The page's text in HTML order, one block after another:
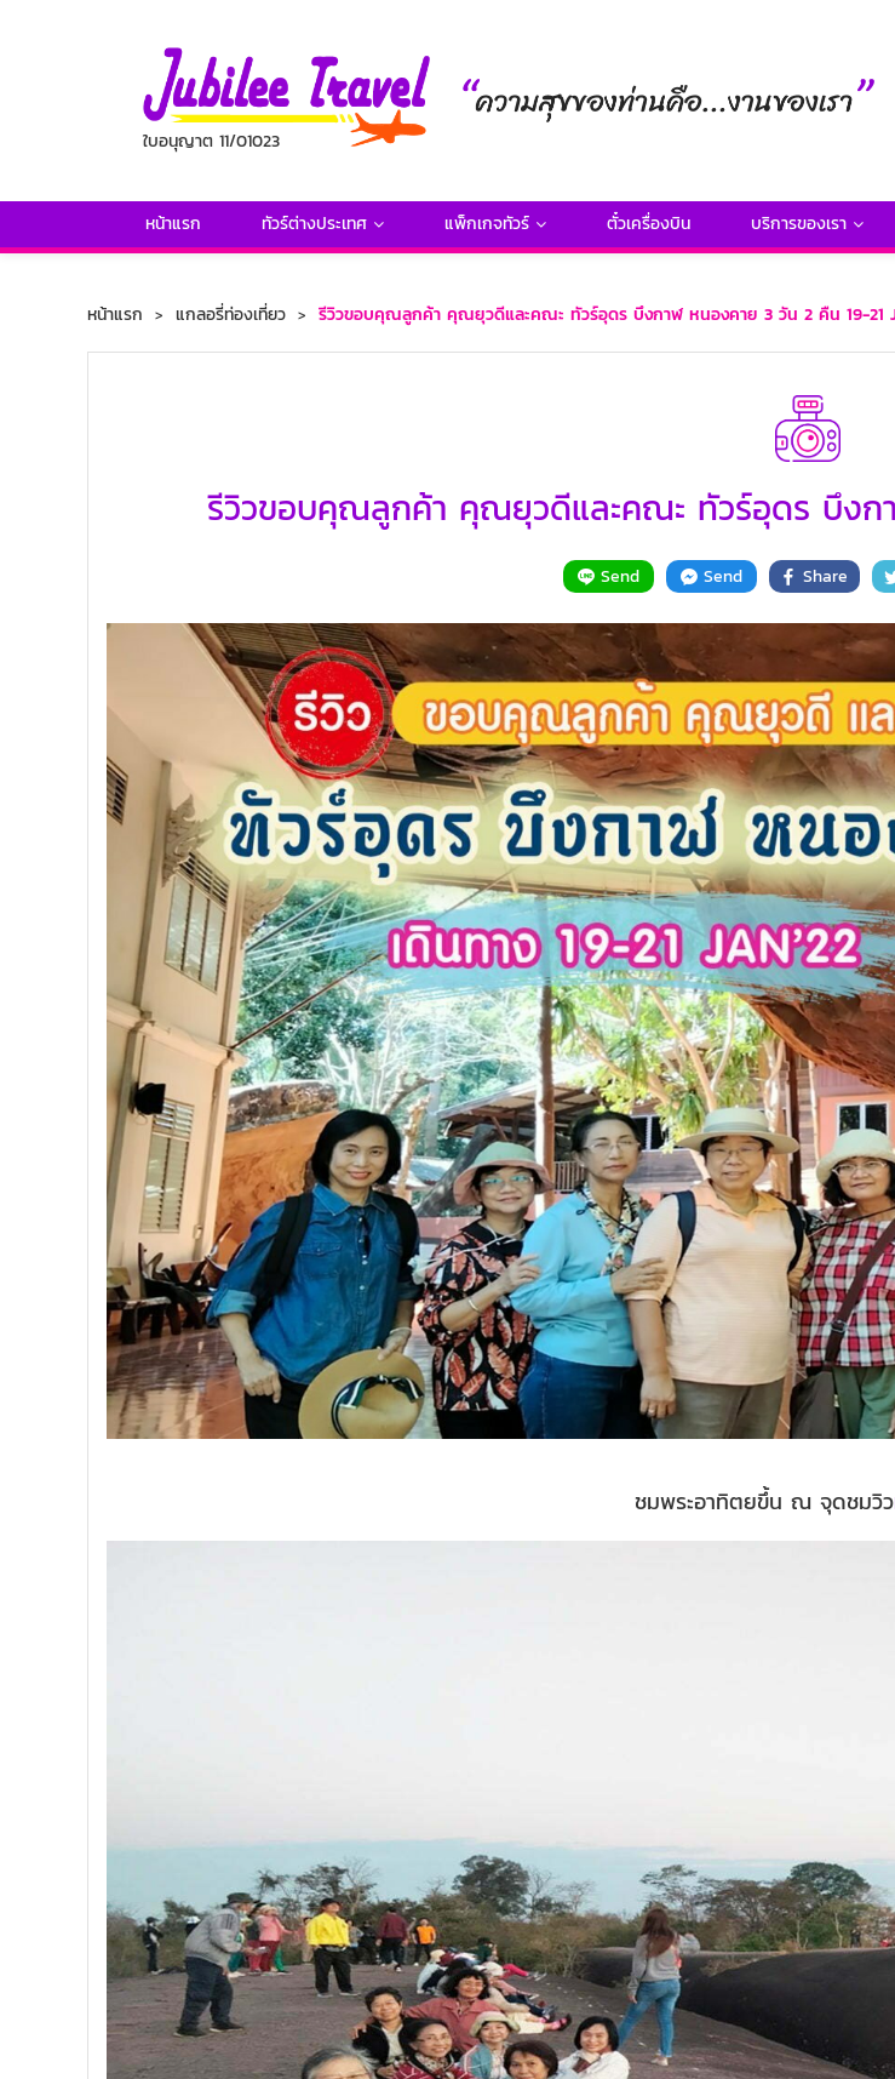
ใบอนุญาต 11/01023
หน้าแรก ทัวร์ต่างประเทศ แพ็กเกจทัวร์ ตั๋วเครื่องบิน บริการของเรา
หน้าแรก แกลอรี่ท่องเที่ยว รีวิวขอบคุณลูกค้า คุณยุวดีและคณะ ทัวร์อุดร บึงกาฬ หนองคาย 3 วัน 2 คืน 19-21
รีวิวขอบคุณลูกค้า คุณยุวดีและคณะ ทัวร์อุดร บึงก
Send Send Share
ชมพระอาทิตยขึ้น ณ จุดชมวิว